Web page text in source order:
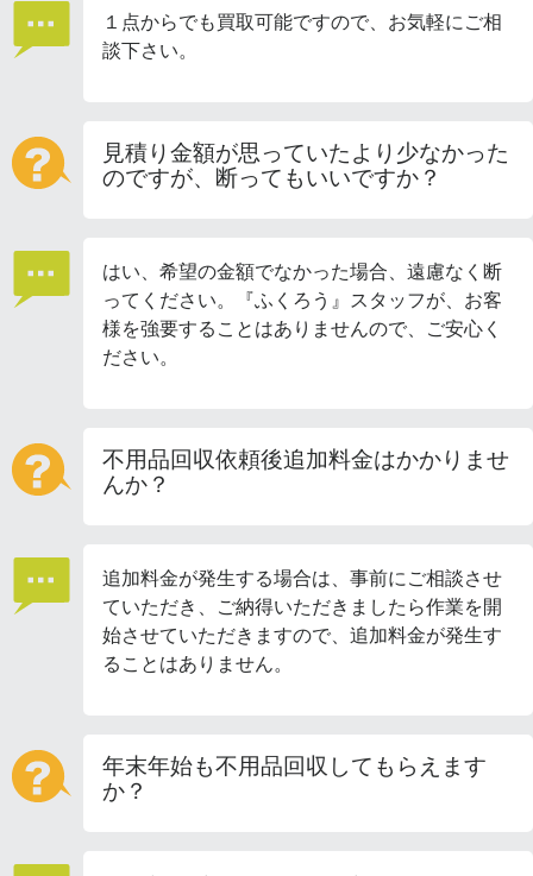
１点からでも買取可能ですので、お気軽にご相
談下さい。
見積り金額が思っていたより少なかった
のですが、断ってもいいですか？
はい、希望の金額でなかった場合、遠慮なく断
ってください。『ふくろう』スタッフが、お客
様を強要することはありませんので、ご安心く
ださい。
不用品回収依頼後追加料金はかかりませ
んか？
追加料金が発生する場合は、事前にご相談させ
ていただき、ご納得いただきましたら作業を開
始させていただきますので、追加料金が発生す
ることはありません。
年末年始も不用品回収してもらえます
か？